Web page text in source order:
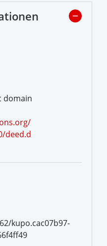
domain
deed.d
kupo.cac07b97-